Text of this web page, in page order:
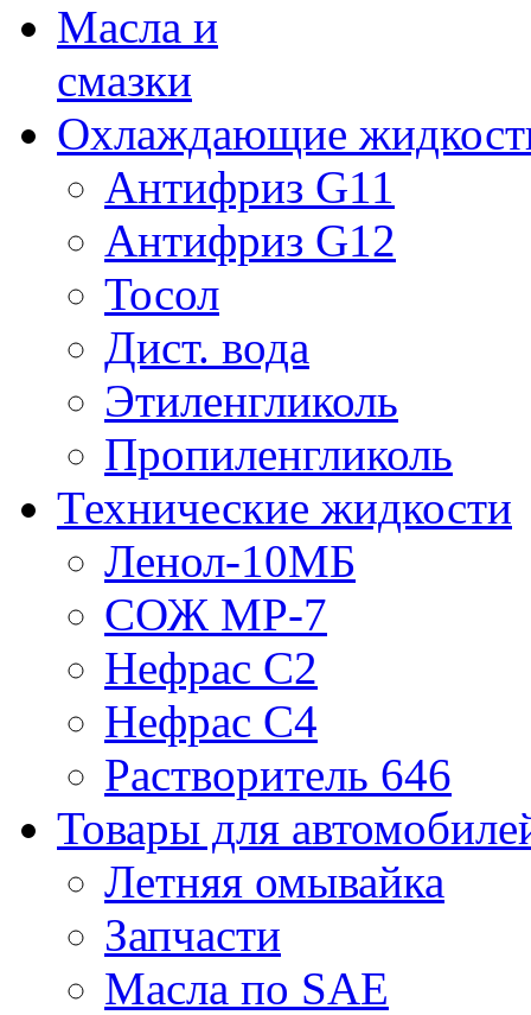
Масла и
смазки
Охлаждающие
Антифриз G11
Антифриз G12
Тосол
Дист. вода
Этиленгликоль
Пропиленгликоль
Технические жидкости
Ленол-10МБ
СОЖ МР-7
Нефрас С2
Нефрас С4
Растворитель 646
Товары для
Летняя омывайка
Запчасти
Масла по SAE